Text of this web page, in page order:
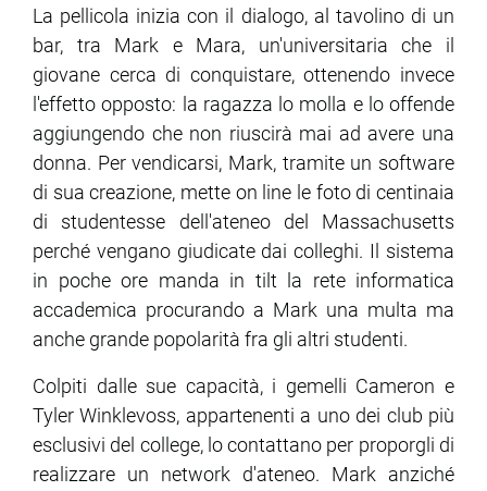
La pellicola inizia con il dialogo, al tavolino di un
bar, tra Mark e Mara, un'universitaria che il
giovane cerca di conquistare, ottenendo invece
l'effetto opposto: la ragazza lo molla e lo offende
aggiungendo che non riuscirà mai ad avere una
donna. Per vendicarsi, Mark, tramite un software
di sua creazione, mette on line le foto di centinaia
di studentesse dell'ateneo del Massachusetts
perché vengano giudicate dai colleghi. Il sistema
in poche ore manda in tilt la rete informatica
accademica procurando a Mark una multa ma
anche grande popolarità fra gli altri studenti.
Colpiti dalle sue capacità, i gemelli Cameron e
Tyler Winklevoss, appartenenti a uno dei club più
esclusivi del college, lo contattano per proporgli di
realizzare un network d'ateneo. Mark anziché